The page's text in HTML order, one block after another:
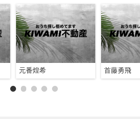
元番煌希 首藤勇飛